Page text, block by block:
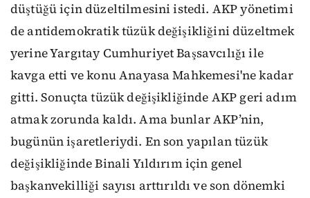
düştüğü için düzeltilmesini istedi. AKP yönetimi
de antidemokratik tüzük değişikliğini düzeltmek
yerine Yargıtay Cumhuriyet Başsavcılığı ile
kavga etti ve konu Anayasa Mahkemesi'ne kadar
gitti. Sonuçta tüzük değişikliğinde AKP geri adım
atmak zorunda kaldı. Ama bunlar AKP’nin,
bugünün işaretleriydi. En son yapılan tüzük
değişikliğinde Binali Yıldırım için genel
başkanvekilliği sayısı arttırıldı ve son dönemki